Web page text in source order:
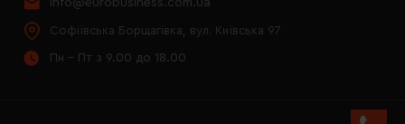
info@eurobusiness.com.ua
Софіївська Борщагівка, вул. Київська 97
Пн - Пт з 9.00 до 18.00